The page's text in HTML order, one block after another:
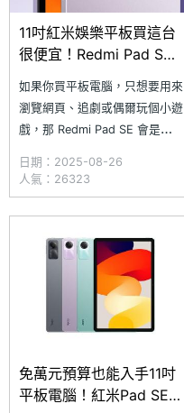
11吋紅米娛樂平板買這台
很便宜！Redmi Pad SE
通路最低價格一次看
(2025.8)
如果你買平板電腦，只想要用來
瀏覽網頁、追劇或偶爾玩個小遊
戲，那 Redmi Pad SE 會是非
11 吋 90Hz 螢幕與立體聲四揚
聲器，內建 8,000mAh 大容量
電池足以應付長時間的娛樂需
求，讓你走到哪裡就用到哪裡。
究竟 Redmi Pad SE 目前通路
日期：2025-08-26
人氣：26323
免萬元預算也能入手11吋
平板電腦！紅米Pad SE通